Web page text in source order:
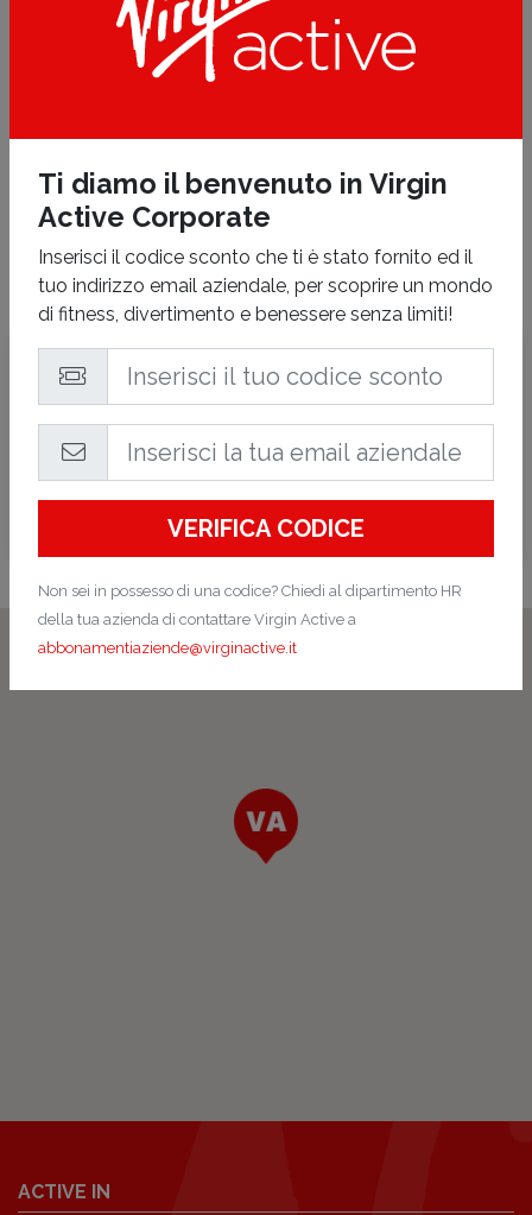
Ti diamo il benvenuto in Virgin
Active Corporate
Inserisci il codice sconto che ti è stato fornito ed il
tuo indirizzo email aziendale, per scoprire un mondo
di fitness, divertimento e benessere senza limiti!
VERIFICA CODICE
Non sei in possesso di una codice? Chiedi al dipartimento HR
della tua azienda di contattare Virgin Active a
abbonamentiaziende@virginactive.it
GYM TRAINING
Virgin Active
Prato
Tutte le attività termineranno 30 minuti prima dell'orario di
ACTIVE IN